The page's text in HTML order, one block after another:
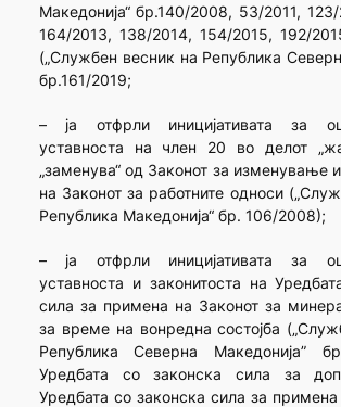
Македонија“ бр.140/2008, 53/2011,
164/2013, 138/2014, 154/2015, 192/
(„Службен весник на Република
бр.161/2019;
– ја отфрли иницијативата за
уставноста на член 20 во делот
„заменува“ од Законот за изменување
на Законот за работните односи
Република Македонија“ бр. 106/2008);
– ја отфрли иницијативата за
уставноста и законитоста на
сила за примена на Законот за
за време на вонредна состојба
Република Северна Македонија”
Уредбата со законска сила за
Уредбата со законска сила за